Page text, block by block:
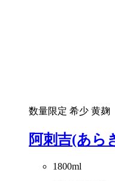
数量限定 希少 黄麹
阿刺吉(あら
1800ml